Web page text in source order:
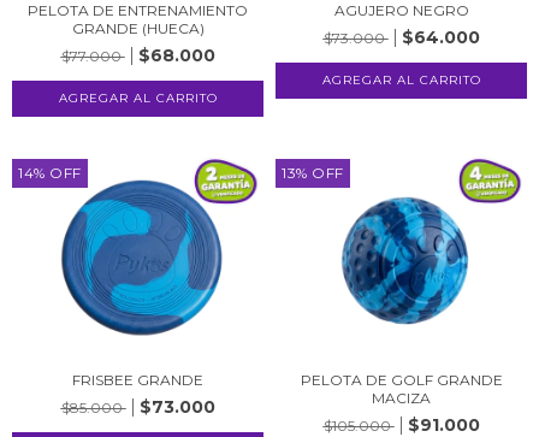
PELOTA DE ENTRENAMIENTO
GRANDE (HUECA)
$77.000
$68.000
AGUJERO NEGRO
$73.000
$64.000
14% OFF
FRISBEE GRANDE
$85.000
$73.000
13% OFF
PELOTA DE GOLF GRANDE
MACIZA
$105.000
$91.000